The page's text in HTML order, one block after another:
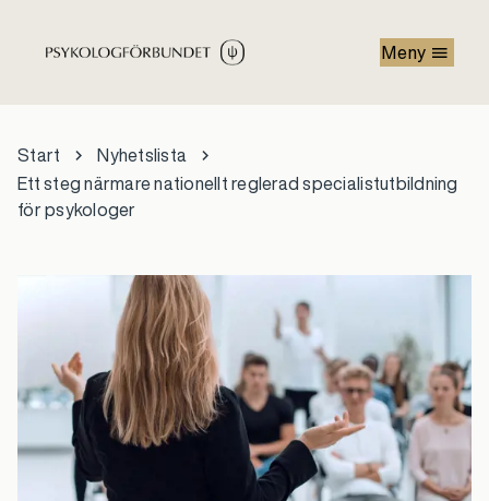
Meny
Start
Nyhetslista
Ett steg närmare nationellt reglerad specialistutbildning
för psykologer